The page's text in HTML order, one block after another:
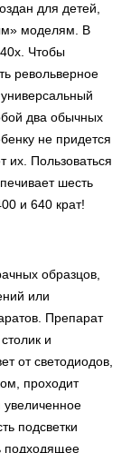
для детей,
моделям. В
Чтобы
револьверное
два обычных
не придется
их. Пользоваться
шесть
и 640 крат!
образцов,
или
Препарат
и
от светодиодов,
проходит
увеличенное
подсветки
подходящее